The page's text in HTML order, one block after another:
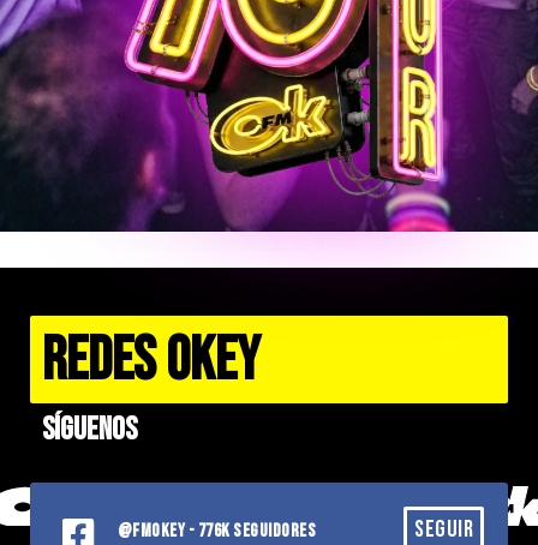
REDES OKEY
Síguenos
SEGUIR
@FMOKEY - 776K SEGUIDORES